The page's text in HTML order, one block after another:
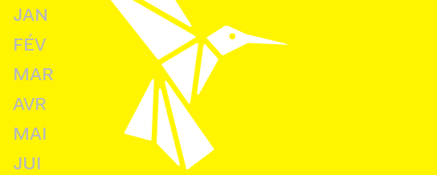
JAN
FÉV
MAR
AVR
MAI
JUI